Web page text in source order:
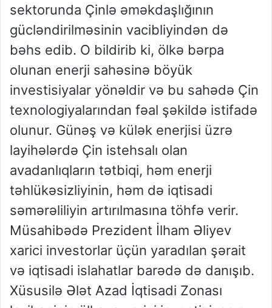
sektorunda Çinlə əməkdaşlığının
gücləndirilməsinin vacibliyindən də
bəhs edib. O bildirib ki, ölkə bərpa
olunan enerji sahəsinə böyük
investisiyalar yönəldir və bu sahədə Çin
texnologiyalarından fəal şəkildə istifadə
olunur. Günəş və külək enerjisi üzrə
layihələrdə Çin istehsalı olan
avadanlıqların tətbiqi, həm enerji
təhlükəsizliyinin, həm də iqtisadi
səmərəliliyin artırılmasına töhfə verir.
Müsahibədə Prezident İlham Əliyev
xarici investorlar üçün yaradılan şərait
və iqtisadi islahatlar barədə də danışıb.
Xüsusilə Ələt Azad İqtisadi Zonası